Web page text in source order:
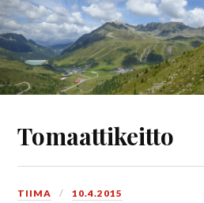
Tomaattikeitto
TIIMA 10.4.2015